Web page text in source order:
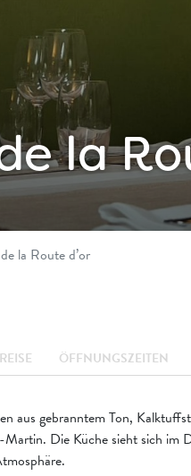
la
la Route d’or
ÖFFNUNGSZEITEN
aus gebranntem Ton,
Die Küche sieht sich im